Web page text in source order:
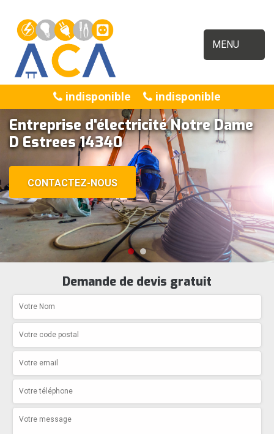
MENU
indisponible indisponible
Entreprise d'électricité Notre Dame
D Estrees 14340
CONTACTEZ-NOUS
Demande de devis gratuit